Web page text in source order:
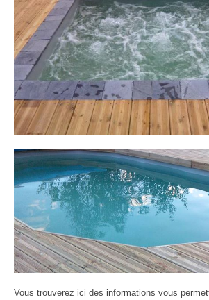
Vous trouverez ici des informations vous